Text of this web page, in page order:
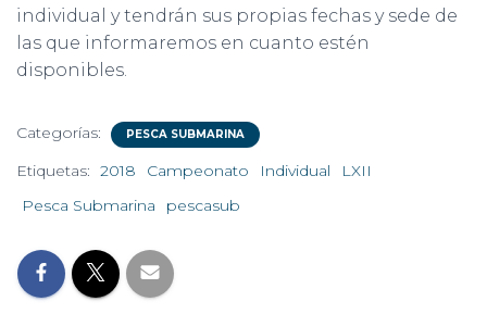
individual y tendrán sus propias fechas y sede de
las que informaremos en cuanto estén
disponibles.
Categorías: PESCA SUBMARINA
Etiquetas: 2018 Campeonato Individual
LXII
Pesca Submarina
pescasub